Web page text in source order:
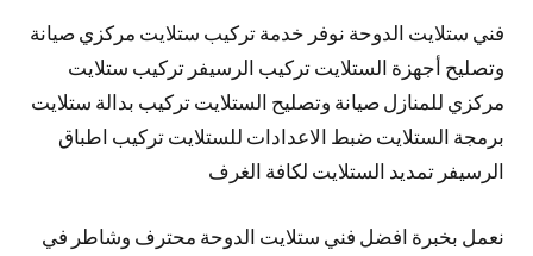
فني ستلايت الدوحة نوفر خدمة تركيب ستلايت مركزي صيانة
وتصليح أجهزة الستلايت تركيب الرسيفر تركيب ستلايت
مركزي للمنازل صيانة وتصليح الستلايت تركيب بدالة ستلايت
برمجة الستلايت ضبط الاعدادات للستلايت تركيب اطباق
الرسيفر تمديد الستلايت لكافة الغرف
نعمل بخبرة افضل فني ستلايت الدوحة محترف وشاطر في